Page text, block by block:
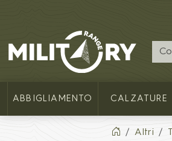
MILITARY RANGE IT
ABBIGLIAMENTO CALZATURE
Altri